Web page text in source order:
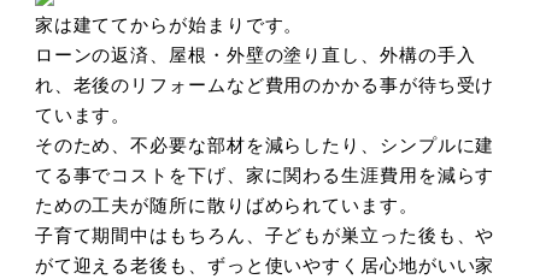
家は建ててからが始まりです。
ローンの返済、屋根・外壁の塗り直し、外構の手入
れ、老後のリフォームなど費用のかかる事が待ち受け
ています。
そのため、不必要な部材を減らしたり、シンプルに建
てる事でコストを下げ、家に関わる生涯費用を減らす
ための工夫が随所に散りばめられています。
子育て期間中はもちろん、子どもが巣立った後も、や
がて迎える老後も、ずっと使いやすく居心地がいい家